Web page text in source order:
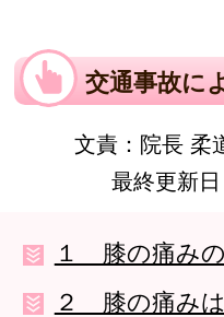
交通事故に
文責： 院長 柔
最終更新
１ 膝の痛み
２ 膝の痛み